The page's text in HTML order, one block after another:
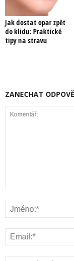
Jak dostat opar zpět
do klidu: Praktické
tipy na stravu
ZANECHAT